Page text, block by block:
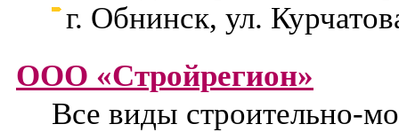
г. Обнинск, ул.
ООО «Стройрегион»
Все виды строительно-